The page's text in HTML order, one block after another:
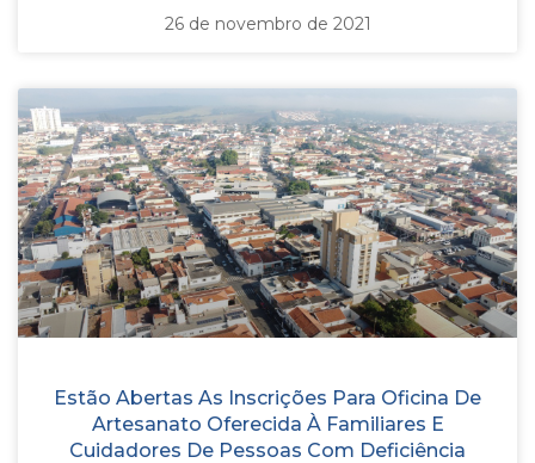
26 de novembro de 2021
Estão Abertas As Inscrições Para Oficina De
Artesanato Oferecida À Familiares E
Cuidadores De Pessoas Com Deficiência